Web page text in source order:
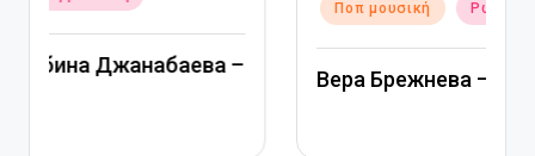
Ποπ μουσική Ρωσική μουσική
Вера Брежнева – Девочка моя